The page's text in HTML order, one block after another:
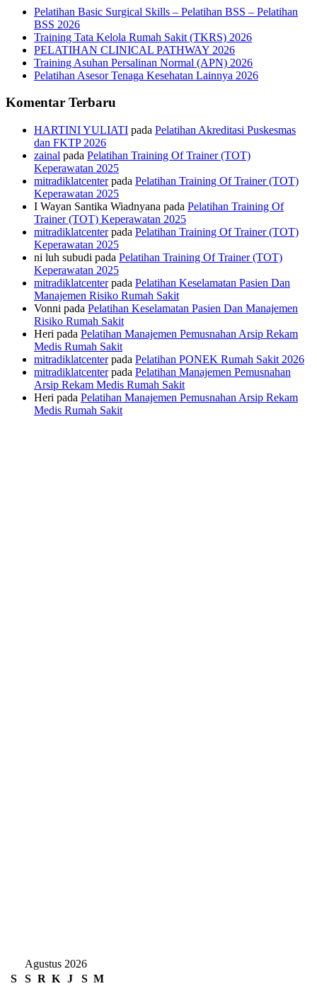
Pelatihan Basic Surgical Skills – Pelatihan BSS – Pelatihan
BSS 2026
Training Tata Kelola Rumah Sakit (TKRS) 2026
PELATIHAN CLINICAL PATHWAY 2026
Training Asuhan Persalinan Normal (APN) 2026
Pelatihan Asesor Tenaga Kesehatan Lainnya 2026
Komentar Terbaru
HARTINI YULIATI pada Pelatihan Akreditasi Puskesmas
dan FKTP 2026
zainal pada Pelatihan Training Of Trainer (TOT)
Keperawatan 2025
mitradiklatcenterpada Pelatihan Training Of Trainer (TOT)
Keperawatan 2025
I Wayan Santika Wiadnyana pada Pelatihan Training Of
Trainer (TOT) Keperawatan 2025
mitradiklatcenterpada Pelatihan Training Of Trainer (TOT)
Keperawatan 2025
ni luh subudi pada Pelatihan Training Of Trainer (TOT)
Keperawatan 2025
mitradiklatcenterpada Pelatihan Keselamatan Pasien Dan
Manajemen Risiko Rumah Sakit
Vonni pada Pelatihan Keselamatan Pasien Dan Manajemen
Risiko Rumah Sakit
Heri pada Pelatihan Manajemen Pemusnahan Arsip Rekam
Medis Rumah Sakit
mitradiklatcenterpada Pelatihan PONEK Rumah Sakit 2026
mitradiklatcenterpada Pelatihan Manajemen Pemusnahan
Arsip Rekam Medis Rumah Sakit
Heri pada Pelatihan Manajemen Pemusnahan Arsip Rekam
Medis Rumah Sakit
Agustus 2026
S
S R K J S M